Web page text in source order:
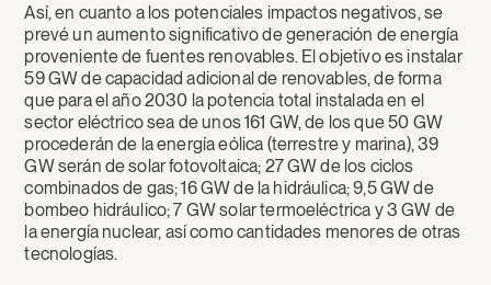
Así, en cuanto a los potenciales impactos negativos, se
prevé un aumento significativo de generación de energía
proveniente de fuentes renovables. El objetivo es instalar
59 GW de capacidad adicional de renovables, de forma
que para el año 2030 la potencia total instalada en el
sector eléctrico sea de unos 161 GW, de los que 50 GW
procederán de la energía eólica (terrestre y marina), 39
GW serán de solar fotovoltaica; 27 GW de los ciclos
combinados de gas; 16 GW de la hidráulica; 9,5 GW de
bombeo hidráulico; 7 GW solar termoeléctrica y 3 GW de
la energía nuclear, así como cantidades menores de otras
tecnologías.